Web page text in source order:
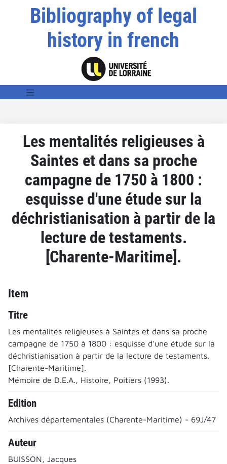
Bibliography of legal
history in french
Les mentalités religieuses à
Saintes et dans sa proche
campagne de 1750 à 1800 :
esquisse d'une étude sur la
déchristianisation à partir de la
lecture de testaments.
[Charente-Maritime].
Item
Titre
Les mentalités religieuses à Saintes et dans sa proche
campagne de 1750 à 1800 : esquisse d'une étude sur la
déchristianisation à partir de la lecture de testaments.
[Charente-Maritime].
Mémoire de D.E.A., Histoire, Poitiers (1993).
Edition
Archives départementales (Charente-Maritime) - 69J/47
Auteur
BUISSON, Jacques